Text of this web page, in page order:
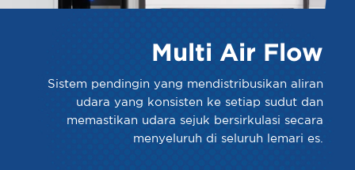
Multi Air Flow
Sistem pendingin yang mendistribusikan aliran
udara yang konsisten ke setiap sudut dan
memastikan udara sejuk bersirkulasi secara
menyeluruh di seluruh lemari es.